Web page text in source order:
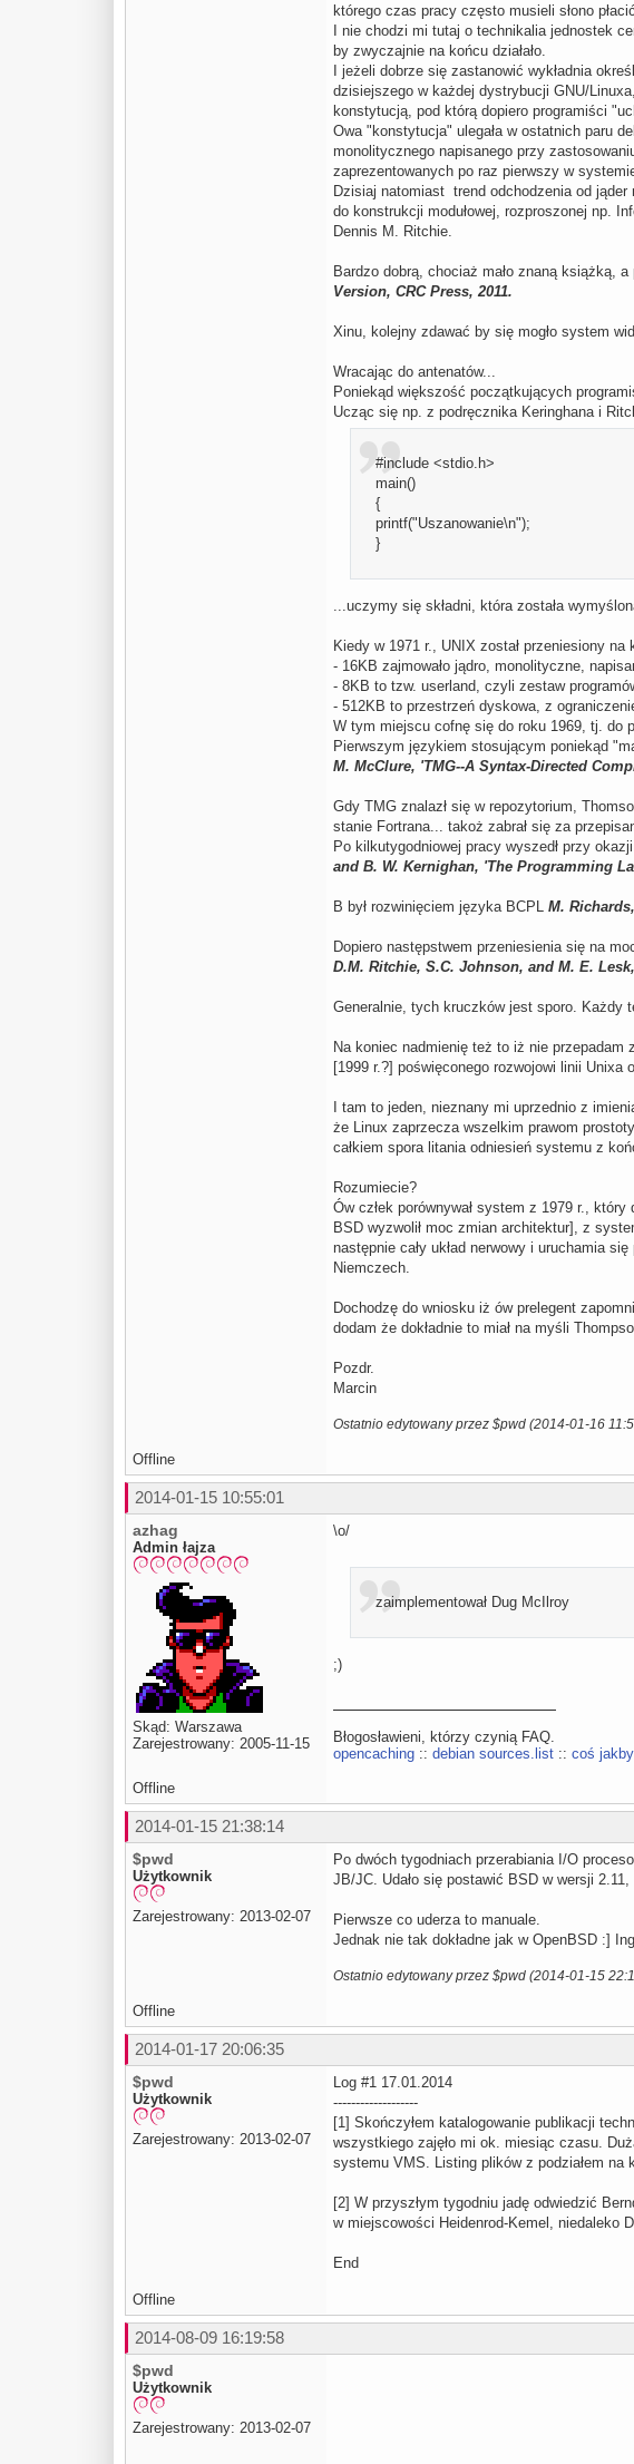
którego czas pracy często musieli słono płacić.
I nie chodzi mi tutaj o technikalia jednostek
by zwyczajnie na końcu działało.
I jeżeli dobrze się zastanowić wykładnia
dzisiejszego w każdej dystrybucji GNU/
konstytucją, pod którą dopiero programiści
Owa "konstytucja" ulegała w ostatnich paru
monolitycznego napisanego przy
zaprezentowanych po raz pierwszy w
Dzisiaj natomiast trend odchodzenia od
do konstrukcji modułowej, rozproszonej np.
Dennis M. Ritchie.
Bardzo dobrą, chociaż mało znaną książką,
Version, CRC Press, 2011.
Xinu, kolejny zdawać by się mogło system
Wracając do antenatów...
Poniekąd większość początkujących
Ucząc się np. z podręcznika Keringhana i
#include <stdio.h>
main()
{
printf("Uszanowanie\n");
}
...uczymy się składni, która została
Kiedy w 1971 r., UNIX został przeniesiony
- 16KB zajmowało jądro, monolityczne,
- 8KB to tzw. userland, czyli zestaw
- 512KB to przestrzeń dyskowa, z
W tym miejscu cofnę się do roku 1969, tj. do
Pierwszym językiem stosującym poniekąd
M. McClure, 'TMG--A Syntax-Directed
Gdy TMG znalazł się w repozytorium,
stanie Fortrana... takoż zabrał się za
Po kilkutygodniowej pracy wyszedł przy
and B. W. Kernighan, 'The Programming
B był rozwinięciem języka BCPL M.
Dopiero następstwem przeniesienia się na
D.M. Ritchie, S.C. Johnson, and M. E.
Generalnie, tych kruczków jest sporo. Każdy
Na koniec nadmienię też to iż nie
[1999 r.?] poświęconego rozwojowi linii Unixa
I tam to jeden, nieznany mi uprzednio z
że Linux zaprzecza wszelkim prawom
całkiem spora litania odniesień systemu z
Rozumiecie?
Ów człek porównywał system z 1979 r.,
BSD wyzwolił moc zmian architektur], z
następnie cały układ nerwowy i uruchamia
Niemczech.
Dochodzę do wniosku iż ów prelegent
dodam że dokładnie to miał na myśli
Pozdr.
Marcin
Ostatnio edytowany przez $pwd (2014-01-16
Offline
2014-01-15 10:55:01
azhag
Admin łajza
Skąd: Warszawa
Zarejestrowany: 2005-11-15
\o/
zaimplementował Dug McIlroy
;)
Błogosławieni, którzy czynią FAQ.
opencaching :: debian sources.list :: coś
Offline
2014-01-15 21:38:14
$pwd
Użytkownik
Zarejestrowany: 2013-02-07
Po dwóch tygodniach przerabiania I/O
JB/JC. Udało się postawić BSD w wersji
Pierwsze co uderza to manuale.
Jednak nie tak dokładne jak w OpenBSD :]
Ostatnio edytowany przez $pwd (2014-01-15
Offline
2014-01-17 20:06:35
$pwd
Użytkownik
Zarejestrowany: 2013-02-07
Log #1 17.01.2014
-------------------
[1] Skończyłem katalogowanie publikacji
wszystkiego zajęło mi ok. miesiąc czasu.
systemu VMS. Listing plików z podziałem na
[2] W przyszłym tygodniu jadę odwiedzić
w miejscowości Heidenrod-Kemel, niedaleko
End
Offline
2014-08-09 16:19:58
$pwd
Użytkownik
Zarejestrowany: 2013-02-07